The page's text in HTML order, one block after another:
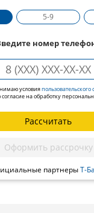
5-9
номер
условия
на обработку
Рассчитать
Оформить рассрочку
партнерыТ-